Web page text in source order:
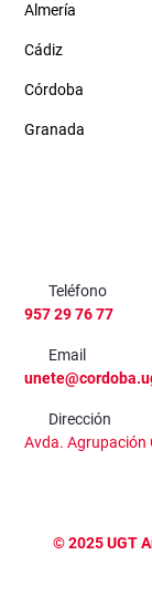
Almería
Cádiz
Córdoba
Granada
Teléfono
957 29 76 77
Email
Dirección
Avda. Agrupación
©2025UGT